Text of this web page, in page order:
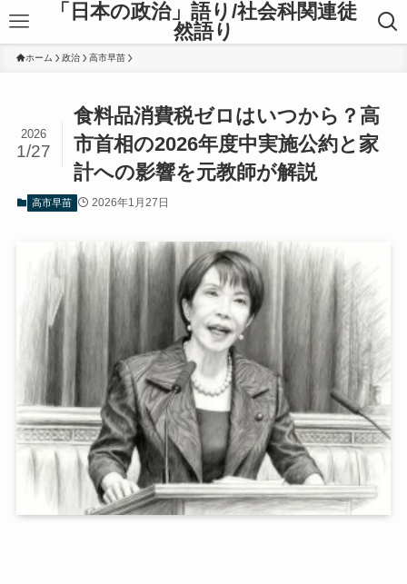
「日本の政治」語り/社会科関連徒
然語り
ホーム 政治 高市早苗
食料品消費税ゼロはいつから？高
市首相の2026年度中実施公約と家
計への影響を元教師が解説
2026
1/27
高市早苗 2026年1月27日